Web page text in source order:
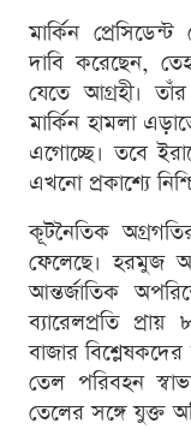
মার্কিন
দাবি করেছেন,
যেতে আগ্রহী।
মার্কিন হামলা
এগোচ্ছে। তবে
এখনো প্রকাশ্যে
কূটনৈতিক
ফেলেছে। হরমুজ
আন্তর্জাতিক
ব্যারেলপ্রতি
বাজার
তেল পরিবহন
তেলের সঙ্গে যুক্ত